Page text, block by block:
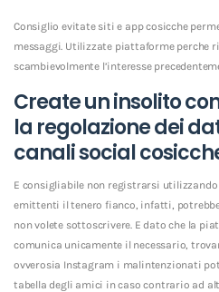
Consiglio evitate siti e app cosicche
messaggi. Utilizzate piattaforme perche
scambievolmente l’interesse
Create un insolito
la regolazione dei
canali social
E consigliabile non registrarsi
emittenti il tenero fianco, infatti,
non volete sottoscrivere. E dato che la
comunica unicamente il necessario,
ovverosia Instagram i malintenzionati
tabella degli amici in caso contrario ad